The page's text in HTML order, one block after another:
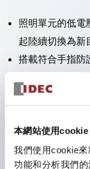
本網站使用cookie
我們使用cookie
功能和分析我們
照明單元的低
起陸續切換為新
搭載符合手指防
可搭載高電壓類
一顆LED燈泡（
別為每種顏色設